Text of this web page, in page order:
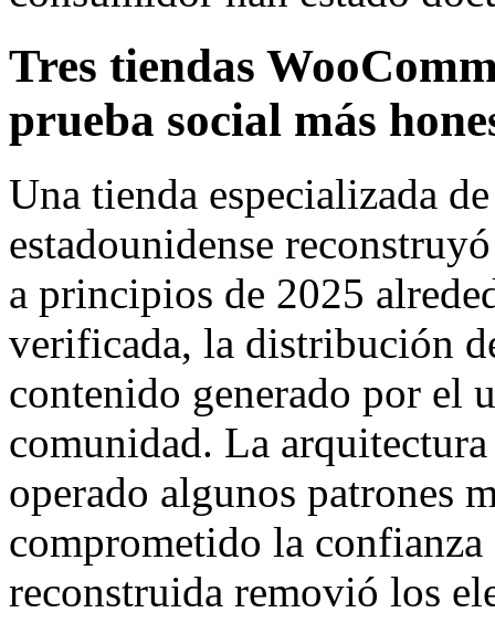
Tres tiendas
prueba social más
Una tienda especializada
estadounidense
a principios de 2025
verificada, la distribución
contenido generado por el
comunidad. La
operado algunos patrones
comprometido la
reconstruida removió los